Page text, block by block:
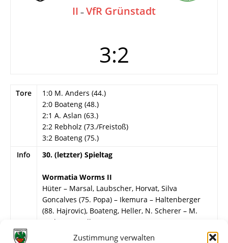
Zustimmung verwalten
II – VfR Grünstadt
3:2
Tore
1:0 M. Anders (44.)
2:0 Boateng (48.)
2:1 A. Aslan (63.)
2:2 Rebholz (73./Freistoß)
3:2 Boateng (75.)
Info
30. (letzter) Spieltag
Wormatia Worms II
Hüter – Marsal, Laubscher, Horvat, Silva
Goncalves (75. Popa) – Ikemura – Haltenberger
(88. Hajrovic), Boateng, Heller, N. Scherer – M.
Anders (80. Elbert).